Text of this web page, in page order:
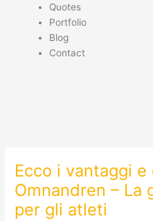
Quotes
Portfolio
Blog
Contact
Ecco i vantaggi
Omnandren – La
per gli atleti